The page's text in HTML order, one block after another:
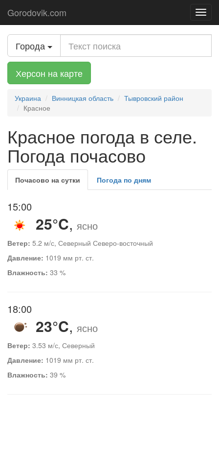
Gorodovik.com
Города
Херсон на карте
Украина Винницкая область
Тывровский район
Красное
Красное погода в селе.
Погода почасово
Почасово на сутки Погода по дням
15:00
25°C, ясно
Ветер: 5.2 м/с, Северный Северо-восточный
Давление: 1019 мм рт. ст.
Влажность: 33 %
18:00
23°C, ясно
Ветер: 3.53 м/с, Северный
Давление: 1019 мм рт. ст.
Влажность: 39 %